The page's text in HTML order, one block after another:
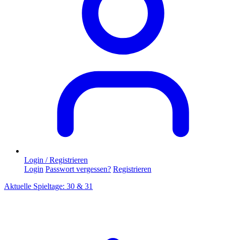
Login / Registrieren
Login Passwort vergessen? Registrieren
Aktuelle Spieltage: 30 & 31